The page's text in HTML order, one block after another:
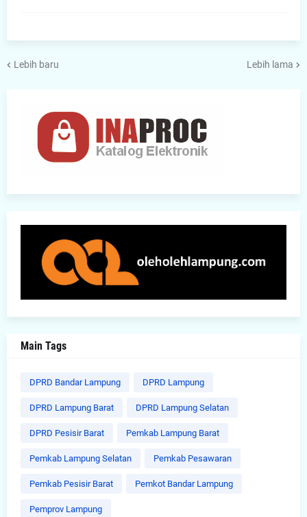
Lebih baru Lebih lama
Main Tags
DPRD Bandar Lampung DPRD Lampung
DPRD Lampung Barat DPRD Lampung Selatan
DPRD Pesisir Barat Pemkab Lampung Barat
Pemkab Lampung Selatan Pemkab Pesawaran
Pemkab Pesisir Barat Pemkot Bandar Lampung
Pemprov Lampung